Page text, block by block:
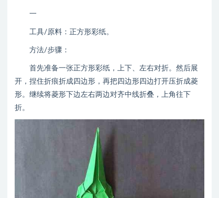
一
工具/原料：正方形彩纸。
方法/步骤：
首先准备一张正方形彩纸，上下、左右对折。然后展
开，捏住折痕折成四边形，再把四边形四边打开压折成菱
形。继续将菱形下边左右两边对齐中线折叠，上角往下
折。